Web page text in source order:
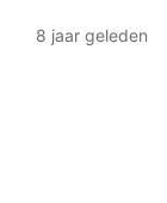
8 jaar geleden